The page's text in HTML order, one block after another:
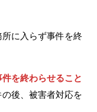
に入らず事件を終
を終わらせること
後、被害者対応を